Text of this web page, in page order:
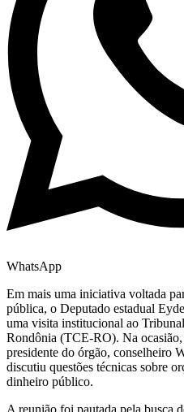
WhatsApp
Em mais uma iniciativa voltada
pública, o Deputado estadual
uma visita institucional ao
Rondônia (TCE-RO). Na
presidente do órgão, conselheiro
discutiu questões técnicas sobre
dinheiro público.